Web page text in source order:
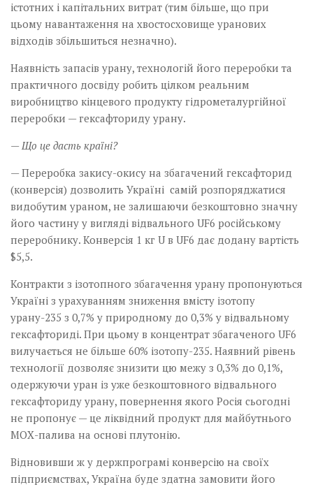
істотних і капітальних витрат (тим більше, що при
цьому навантаження на хвостосховище уранових
відходів збільшиться незначно).
Наявність запасів урану, технологій його переробки та
практичного досвіду робить цілком реальним
виробництво кінцевого продукту гідрометалургійної
переробки — гексафториду урану.
— Що це дасть країні?
— Переробка закису-окису на збагачений гексафторид
(конверсія) дозволить Україні самій розпоряджатися
видобутим ураном, не залишаючи безкоштовно значну
його частину у вигляді відвального UF6 російському
переробнику. Конверсія 1 кг U в UF6 дає додану вартість
$5,5.
Контракти з ізотопного збагачення урану пропонуються
Україні з урахуванням зниження вмісту ізотопу
урану-235 з 0,7% у природному до 0,3% у відвальному
гексафториді. При цьому в концентрат збагаченого UF6
вилучається не більше 60% ізотопу-235. Наявний рівень
технології дозволяє знизити цю межу з 0,3% до 0,1%,
одержуючи уран із уже безкоштовного відвального
гексафториду урану, повернення якого Росія сьогодні
не пропонує — це ліквідний продукт для майбутнього
МОХ-палива на основі плутонію.
Відновивши ж у держпрограмі конверсію на своїх
підприємствах, Україна буде здатна замовити його